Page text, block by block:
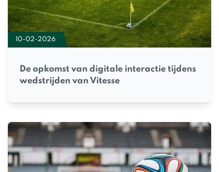
10-02-2026
De opkomst van digitale interactie tijdens
wedstrijden van Vitesse